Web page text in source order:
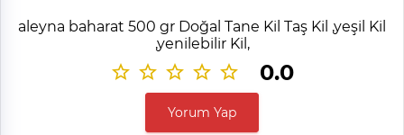
aleyna baharat 500 gr Doğal Tane Kil Taş Kil ,yeşil Kil
,yenilebilir Kil,
0.0
Yorum Yap